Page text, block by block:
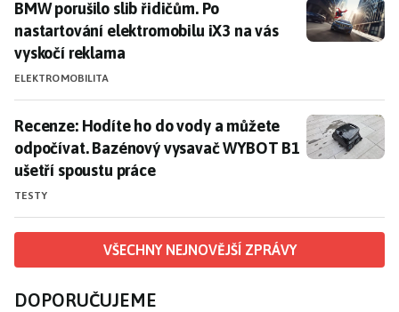
BMW porušilo slib řidičům. Po nastartování
BMW porušilo slib řidičům. Po
nastartování elektromobilu iX3 na vás
vyskočí reklama
ELEKTROMOBILITA
Recenze: Hodíte ho do vody a můžete odpočívat.
Recenze: Hodíte ho do vody a můžete
odpočívat. Bazénový vysavač WYBOT B1
ušetří spoustu práce
TESTY
VŠECHNY NEJNOVĚJŠÍ ZPRÁVY
DOPORUČUJEME